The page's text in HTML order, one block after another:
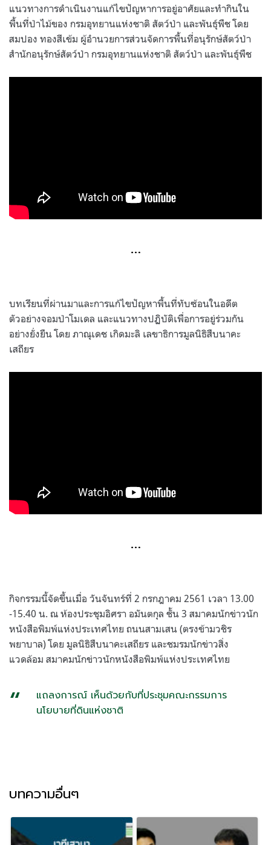
แนวทางการดำเนินงานแก้ไขปัญหาการอยู่อาศัยและทำกินใน
พื้นที่ป่าไม้ของ กรมอุทยานแห่งชาติ สัตว์ป่า และพันธุ์พืช โดย
สมปอง ทองสีเข้ม ผู้อำนวยการส่วนจัดการพื้นที่อนุรักษ์สัตว์ป่า
สำนักอนุรักษ์สัตว์ป่า กรมอุทยานแห่งชาติ สัตว์ป่า และพันธุ์พืช
…
บทเรียนที่ผ่านมาและการแก้ไขปัญหาพื้นที่ทับซ้อนในอดีต
ตัวอย่างจอมป่าโมเดล และแนวทางปฏิบัติเพื่อการอยู่ร่วมกัน
อย่างยั่งยืน โดย ภาณุเดช เกิดมะลิ เลขาธิการมูลนิธิสืบนาคะ
เสถียร
…
กิจกรรมนี้จัดขึ้นเมื่อ วันจันทร์ที่ 2 กรกฎาคม 2561 เวลา 13.00
-15.40 น. ณ ห้องประชุมอิศรา อมันตกุล ชั้น 3 สมาคมนักข่าวนัก
หนังสือพิมพ์แห่งประเทศไทย ถนนสามเสน (ตรงข้ามวชิร
พยาบาล)โดย มูลนิธิสืบนาคะเสถียร และชมรมนักข่าวสิ่ง
แวดล้อม สมาคมนักข่าวนักหนังสือพิมพ์แห่งประเทศไทย
แถลงการณ์ เห็นด้วยกับที่ประชุมคณะกรรมการ
นโยบายที่ดินแห่งชาติ
บทความอื่นๆ